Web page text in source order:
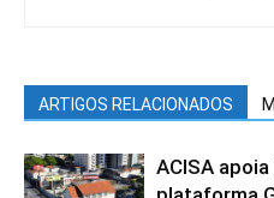
ARTIGOS RELACIONADOS
ACISA